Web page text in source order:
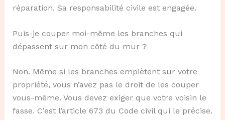
réparation. Sa responsabilité civile est engagée.
Puis-je couper moi-même les branches qui
dépassent sur mon côté du mur ?
Non. Même si les branches empiètent sur votre
propriété, vous n’avez pas le droit de les couper
vous-même. Vous devez exiger que votre voisin le
fasse. C’est l’article 673 du Code civil qui le précise.